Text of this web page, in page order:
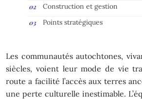
Construction et gestion
Points stratégiques
Les communautés autochtones,
siècles, voient leur mode de vie
route a facilité l’accès aux terres
une perte culturelle inestimable.